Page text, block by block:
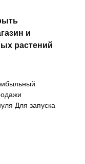
и
растений
Для запуска